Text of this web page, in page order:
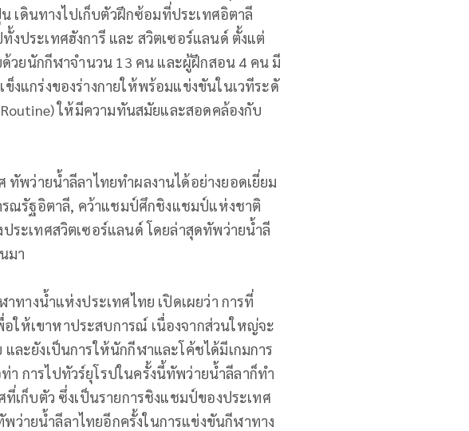
เดินทางไปเก็บตัวฝึกซ้อมที่ประเทศอิตาลี
ทั้งประเทศฮังการี และ สวิตเซอร์แลนด์ ตั้งแต่
ด้วยนักกีฬาจำนวน 13 คน และผู้ฝึกสอน 4 คน มี
งแกร่งของร่างกายให้พร้อมแข่งขันในเวทีระดั
ให้มีความทันสมัยและสอดคล้องกับ
ทัพว่ายน้ำลีลาไทยทำผลงานได้อย่างยอดเยี่ยม
รณรัฐอิตาลี, คว้าแชมป์ศึกชิงแชมป์แห่งชาติ
ประเทศสวิตเซอร์แลนด์ โดยล่าสุดทัพว่ายน้ำลี
มา
าทางน้ำแห่งประเทศไทย เปิดเผยว่า การที่
อให้เขาหาประสบการณ์ เนื่องจากส่วนใหญ่จะ
ละยังเป็นการให้นักกีฬาและโค้ชได้มีเกมการ
า การไปทัวร์ยุโรปในครั้งนี้ทัพว่ายน้ำลีลาก็ทำ
เก็บตัว ซึ่งเป็นรายการชิงแชมป์ของประเทศ
ว่ายน้ำลีลาไทยอีกครั้งในการแข่งขันกีฬาทาง